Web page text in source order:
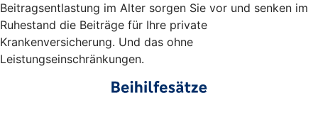
Beitragsentlastung im Alter sorgen Sie vor und senken im
Ruhestand die Beiträge für Ihre private
Krankenversicherung. Und das ohne
Leistungseinschränkungen.